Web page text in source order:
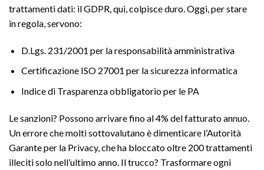
trattamenti dati: il GDPR, qui, colpisce duro. Oggi, per stare
in regola, servono:
D.Lgs. 231/2001 per la responsabilità amministrativa
Certificazione ISO 27001 per la sicurezza informatica
Indice di Trasparenza obbligatorio per le PA
Le sanzioni? Possono arrivare fino al 4% del fatturato annuo.
Un errore che molti sottovalutano è dimenticare l’Autorità
Garante per la Privacy, che ha bloccato oltre 200 trattamenti
illeciti solo nell’ultimo anno. Il trucco? Trasformare ogni